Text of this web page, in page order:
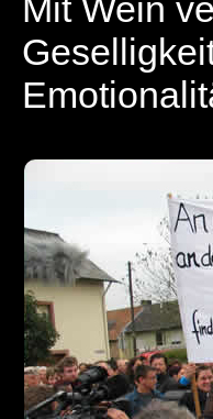
Mit Wein